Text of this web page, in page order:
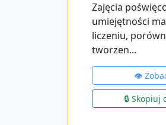
Zajęcia
umiejętności
liczeniu,
tworzen...
👁️
🔒 Skopiuj